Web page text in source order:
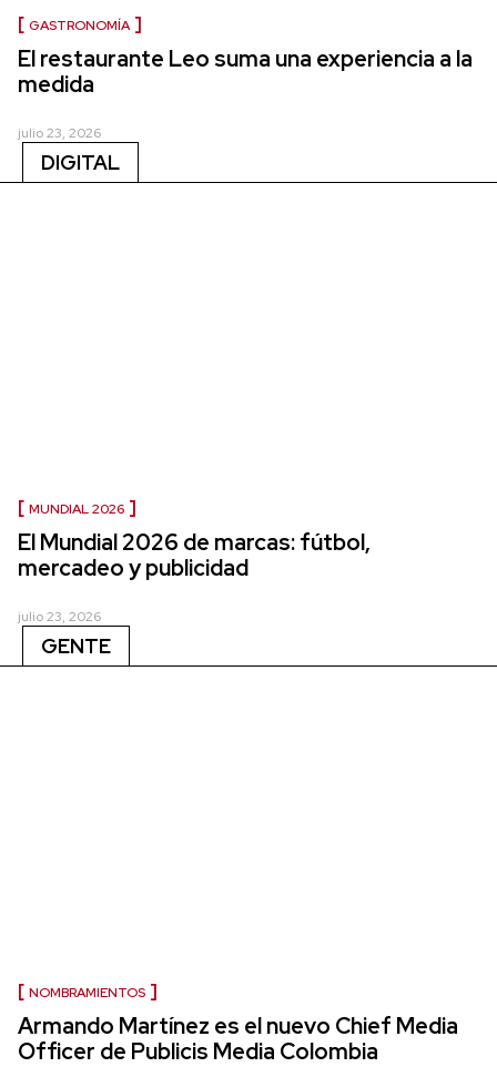
GASTRONOMÍA
El restaurante Leo suma una experiencia a la
medida
julio 23, 2026
DIGITAL
MUNDIAL 2026
El Mundial 2026 de marcas: fútbol,
mercadeo y publicidad
julio 23, 2026
GENTE
NOMBRAMIENTOS
Armando Martínez es el nuevo Chief Media
Officer de Publicis Media Colombia